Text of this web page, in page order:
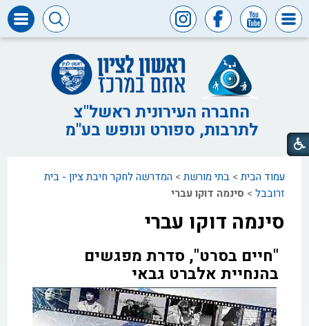
ומכרזים
חופש
המידע
דבר
ראש
דבר
המנכ"ל
דירקטוריון
החברה
צור
קשר
החברה העירונית ראשל"צ
לתרבות, ספורט ונופש בע"מ
עמוד הבית >בתי מורשת >המדרשה לחקר חיבת ציון - בית
זרובבל > סינמה דוקו עברי​
סינמה דוקו עברי​
"חיים בסרט", סדרת מפגשים
בהנחיית אלברט גבאי